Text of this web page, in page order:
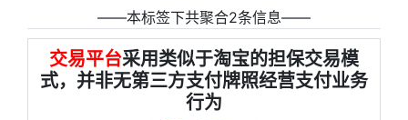
――本标签下共聚合2条信息――
交易平台采用类似于淘宝的担保交易模
式，并非无第三方支付牌照经营支付业务
行为